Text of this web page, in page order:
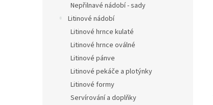
Nepřilnavé nádobí - sady
Litinové nádobí
Litinové hrnce kulaté
Litinové hrnce oválné
Litinové pánve
Litinové pekáče a plotýnky
Litinové formy
Servírování a doplňky